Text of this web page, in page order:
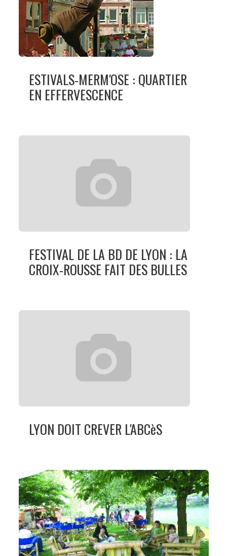
ESTIVALS-MERM'OSE : QUARTIER
EN EFFERVESCENCE
FESTIVAL DE LA BD DE LYON : LA
CROIX-ROUSSE FAIT DES BULLES
LYON DOIT CREVER L'ABCèS